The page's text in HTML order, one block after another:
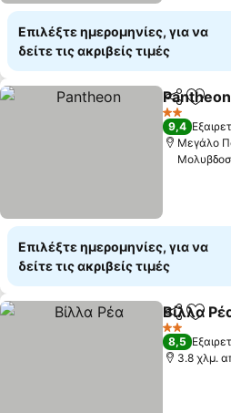
Επιλέξτε ημερομηνίες, για να
δείτε τις ακριβείς τιμές
Pantheon
2 Αστέρια
9,4
Μεγάλο
Επιλέξτε ημερομηνίες, για να
δείτε τις ακριβείς τιμές
Βίλλα
2 Αστέρια
8,5
3.8 χλμ.